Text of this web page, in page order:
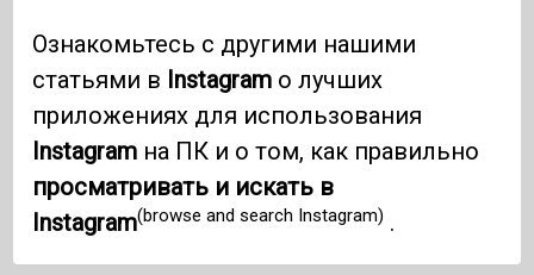
Ознакомьтесь с другими нашими
статьями в Instagram о лучших
приложениях для использования
Instagram на ПК и о том, как правильно
просматривать и искать в
Instagram(browse and search Instagram) .